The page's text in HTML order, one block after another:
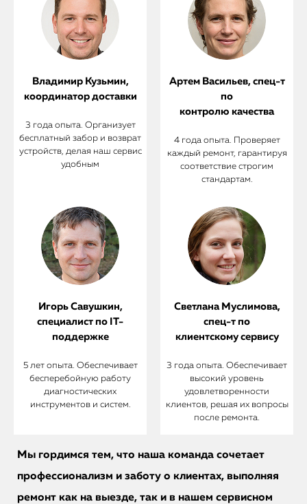
Владимир Кузьмин,
координатор доставки
3 года опыта. Организует
бесплатный забор и возврат
устройств, делая наш сервис
удобным
Артем Васильев, спец-т
по
контролю качества
4 года опыта. Проверяет
каждый ремонт, гарантируя
соответствие строгим
стандартам.
Игорь Савушкин,
специалист по IT-
поддержке
5 лет опыта. Обеспечивает
бесперебойную работу
диагностических
инструментов и систем.
Светлана Муслимова,
спец-т по
клиентскому сервису
3 года опыта. Обеспечивает
высокий уровень
удовлетворенности
клиентов, решая их вопросы
после ремонта.
Мы гордимся тем, что наша команда сочетает
профессионализм и заботу о клиентах, выполняя
ремонт как на выезде, так и в нашем сервисном